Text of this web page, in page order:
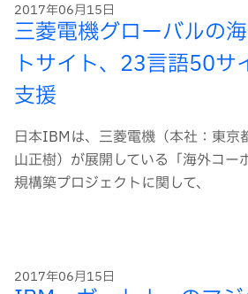
2017年06月15日
三菱電機グローバルの
トサイト、23言語50サ
支援
日本IBMは、三菱電機（本社：東京
山正樹）が展開している「海外コー
規構築プロジェクトに関して、
2017年06月15日